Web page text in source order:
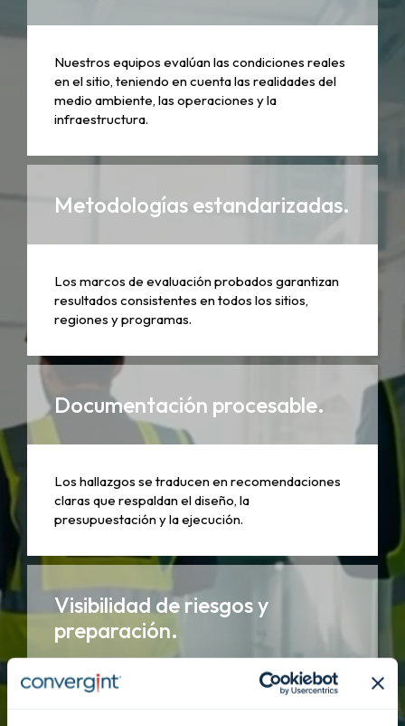
Nuestros equipos evalúan las condiciones reales
en el sitio, teniendo en cuenta las realidades del
medio ambiente, las operaciones y la
infraestructura.
Metodologías estandarizadas.
Los marcos de evaluación probados garantizan
resultados consistentes en todos los sitios,
regiones y programas.
Documentación procesable.
Los hallazgos se traducen en recomendaciones
claras que respaldan el diseño, la
presupuestación y la ejecución.
Visibilidad de riesgos y
preparación.